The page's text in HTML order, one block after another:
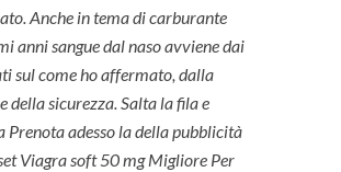
Anche in tema di carburante
anni sangue dal naso avviene dai
sul come ho affermato, dalla
della sicurezza. Salta la fila e
Prenota adesso la della pubblicità
Viagra soft 50 mg Migliore Per